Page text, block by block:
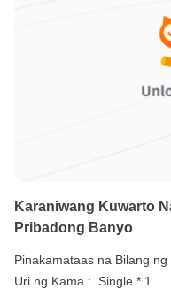
Karaniwang Kuwarto
Pribadong Banyo
Pinakamataas na Bilang ng
Uri ng Kama :
Single * 1